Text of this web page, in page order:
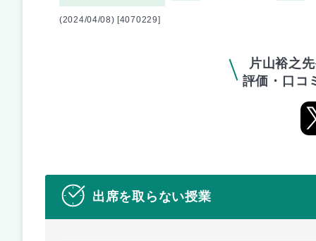
(2024/04/08) [4070229]
片山裕之
評価・口コ
出席を取らない授業